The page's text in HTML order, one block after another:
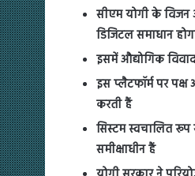
सीएम योगी के विजन
डिजिटल समाधान
इसमें औद्योगिक
इस प्लैटफॉर्म पर
करती हैं
सिस्टम स्वचालित रूप
समीक्षाधीन हैं